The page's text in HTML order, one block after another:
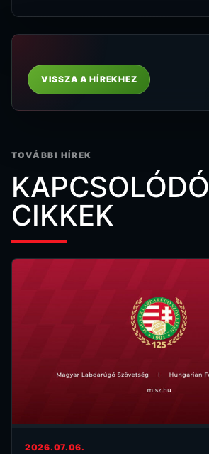
VISSZA A HÍREKHEZ
TOVÁBBI HÍREK
KAPCSOLÓDÓ
CIKKEK
2026.07.06.